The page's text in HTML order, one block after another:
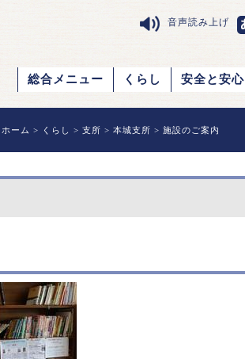
音声読み上げ
総合メニュー くらし 安全と安心
ホーム > くらし > 支所 > 本城支所 > 施設のご案内